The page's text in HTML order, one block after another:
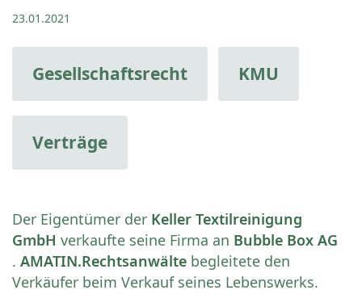
23.01.2021
Gesellschaftsrecht KMU
Verträge
Der Eigentümer der Keller Textilreinigung
GmbH verkaufte seine Firma an Bubble Box AG
. AMATIN.Rechtsanwälte begleitete den
Verkäufer beim Verkauf seines Lebenswerks.